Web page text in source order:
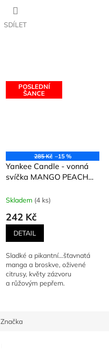
SDÍLET
POSLEDNÍ
ŠANCE
285 Kč –15 %
Yankee Candle - vonná
svíčka MANGO PEACH
broskví) 104 g
Skladem (4 ks)
242 Kč
DETAIL
Sladké a pikantní…šťavnatá
manga a broskve, oživené
citrusy, květy zázvoru
a růžovým pepřem.
Značka